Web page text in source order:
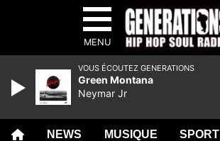
MENU
NEWS MUSIQUE SPORT
VOUS ÉCOUTEZ GENERATIONS
Green Montana
Neymar Jr